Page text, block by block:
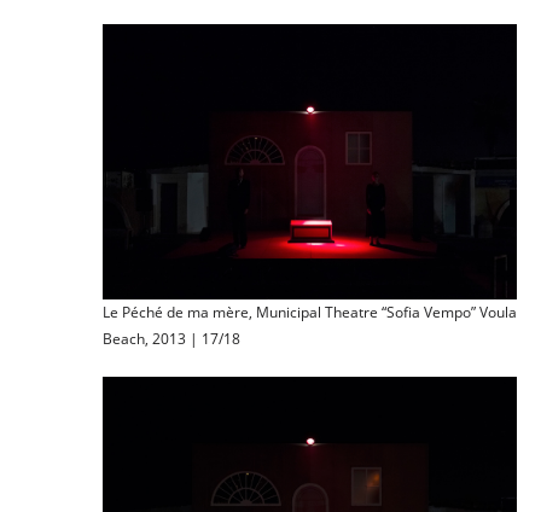
Le Péché de ma mère, Municipal Theatre “Sofia Vempo” Voula
Beach, 2013 | 17/18